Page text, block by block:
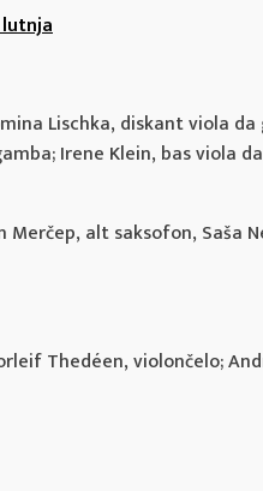
lutnja
Lischka, diskant viola
Irene Klein, bas viola
Merčep, alt saksofon, Saša
Thedéen, violončelo;